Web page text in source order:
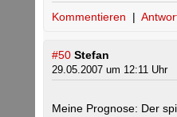
Kommentieren |
#50 Stefan
29.05.2007 um 12:11 Uhr
Meine Prognose: Der